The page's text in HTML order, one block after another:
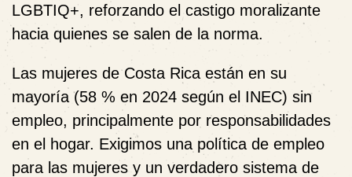
LGBTIQ+, reforzando el castigo moralizante
hacia quienes se salen de la norma.
Las mujeres de Costa Rica están en su
mayoría (58 % en 2024 según el INEC) sin
empleo, principalmente por responsabilidades
en el hogar. Exigimos una política de empleo
para las mujeres y un verdadero sistema de